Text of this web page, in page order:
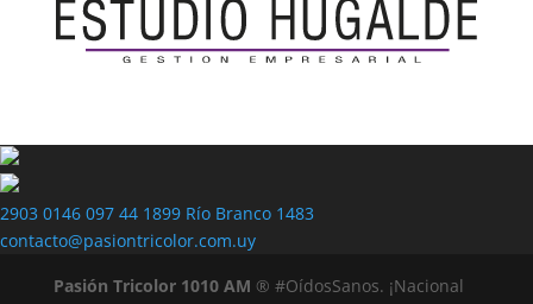
2903 0146 097 44 1899 Río Branco 1483
contacto@pasiontricolor.com.uy
Pasión Tricolor 1010 AM ® #OídosSanos. ¡Nacional